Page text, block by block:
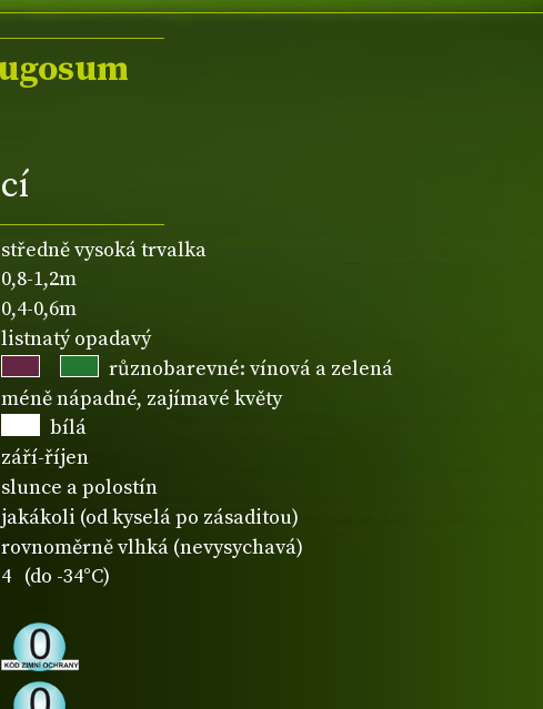
středně vysoká trvalka
0,8-1,2m
0,4-0,6m
listnatý opadavý
různobarevné: vínová a zelená
méně nápadné, zajímavé květy
bílá
září-říjen
slunce a polostín
jakákoli (od kyselá po zásaditou)
rovnoměrně vlhká (nevysychavá)
4 (do -34°C)